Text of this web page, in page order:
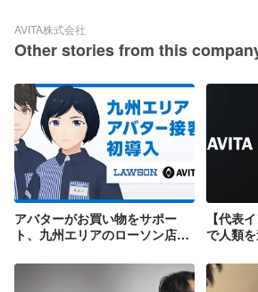
AVITA株式会社
Other stories from this
アバターがお買い物をサポー
ト、九州エリアのローソン店舗
【代表
で人類